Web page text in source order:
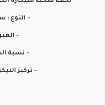
- النوع :
- العبوة
- نسبة
- تركيز